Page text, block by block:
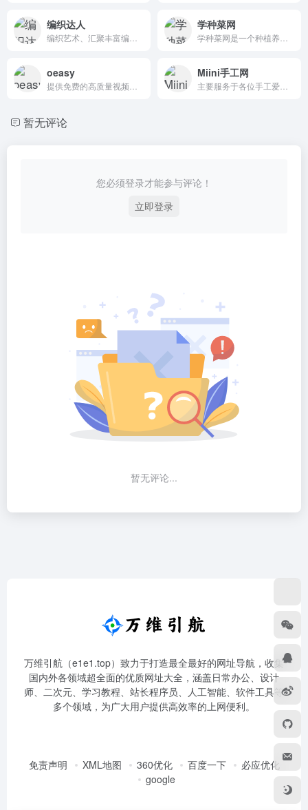
编织达人 学种菜网
oeasy Miini手工网
暂无评论
您必须登录才能参与评论！
立即登录
暂无评论...
万维引航（e1e1.top）致力于打造最全最好的网址导航，收集
国内外各领域超全面的优质网址大全，涵盖日常办公、设计
师、二次元、学习教程、站长程序员、人工智能、软件工具等
多个领域，为广大用户提供高效率的上网便利。
免责声明 XML地图 360优化 百度一下
必应优化
google